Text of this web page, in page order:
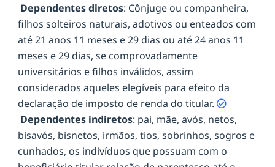
Dependentes diretos: Cônjuge ou companheira,
filhos solteiros naturais, adotivos ou enteados com
até 21 anos 11 meses e 29 dias ou até 24 anos 11
meses e 29 dias, se comprovadamente
universitários e filhos inválidos, assim
considerados aqueles elegíveis para efeito da
declaração de imposto de renda do titular.
Dependentes indiretos: pai, mãe, avós, netos,
bisavós, bisnetos, irmãos, tios, sobrinhos, sogros e
cunhados, os indivíduos que possuam com o